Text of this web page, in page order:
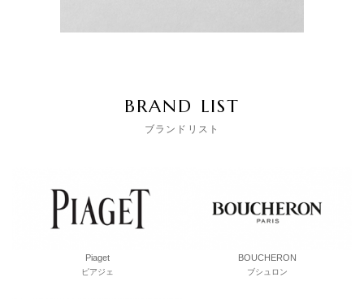
BRAND LIST
ブランドリスト
Piaget
ピアジェ
BOUCHERON
ブシュロン